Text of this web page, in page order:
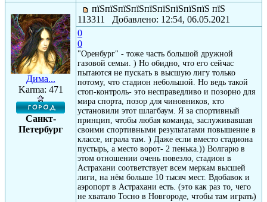
Дима...
Karma: 471
Санкт-
Петербург
пїЅпїЅпїЅпїЅпїЅпїЅпїЅпїЅпїЅ пїЅ
113311 Добавлено: 12:54, 06.05.2021
0
0
"Оренбург" - тоже часть большой дружной
газовой семьи. ) Но обидно, что его сейчас
пытаются не пускать в высшую лигу только
потому, что стадион небольшой. Но ведь такой
стоп-контроль- это несправедливо и позорно для
мира спорта, позор для чиновников, кто
установили этот шлагбаум. Я за спортивный
принцип, чтобы любая команда, заслуживавшая
своими спортивными результатами повышение в
классе, играла там. ) Даже если вместо стадиона
пустырь, а место ворот- 2 пенька.)) Волгарю в
этом отношении очень повезло, стадион в
Астрахани соответствует всем меркам высшей
лиги, на нём больше 10 тысяч мест. Вдобавок и
аэропорт в Астрахани есть. (это как раз то, чего
не хватало Тосно в Новгороде, чтобы там играть)